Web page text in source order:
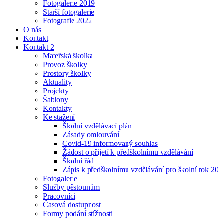
Fotogalerie 2019
Starší fotogalerie
Fotografie 2022
O nás
Kontakt
Kontakt 2
Mateřská školka
Provoz školky
Prostory školky
Aktuality
Projekty
Šablony
Kontakty
Ke stažení
Školní vzdělávací plán
Zásady omlouvání
Covid-19 informovaný souhlas
Žádost o přijetí k předškolnímu vzdělávání
Školní řád
Zápis k předškolnímu vzdělávání pro školní rok
Fotogalerie
Služby pěstounům
Pracovníci
Časová dostupnost
Formy podání stížnosti